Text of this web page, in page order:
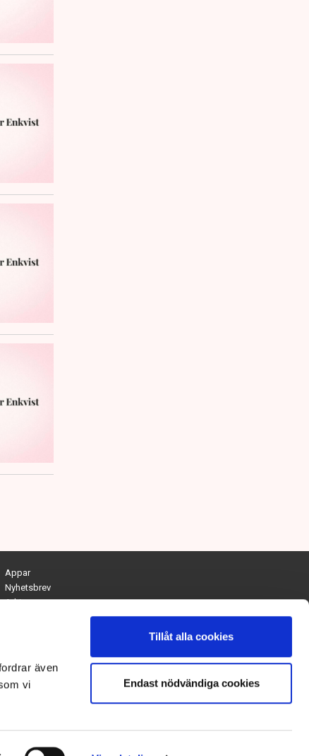
även
vi
Tillåt alla cookies
Endast nödvändiga cookies
Appar
Nyhetsbrev
Arkiv
Kontakta redaktionen
Chefredaktör och ansvarig utgivare: